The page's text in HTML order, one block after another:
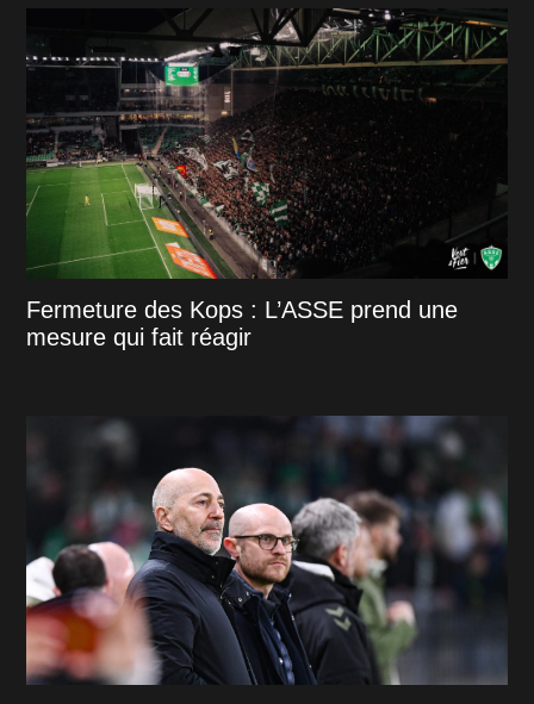
Fermeture des Kops : L’ASSE prend une
mesure qui fait réagir